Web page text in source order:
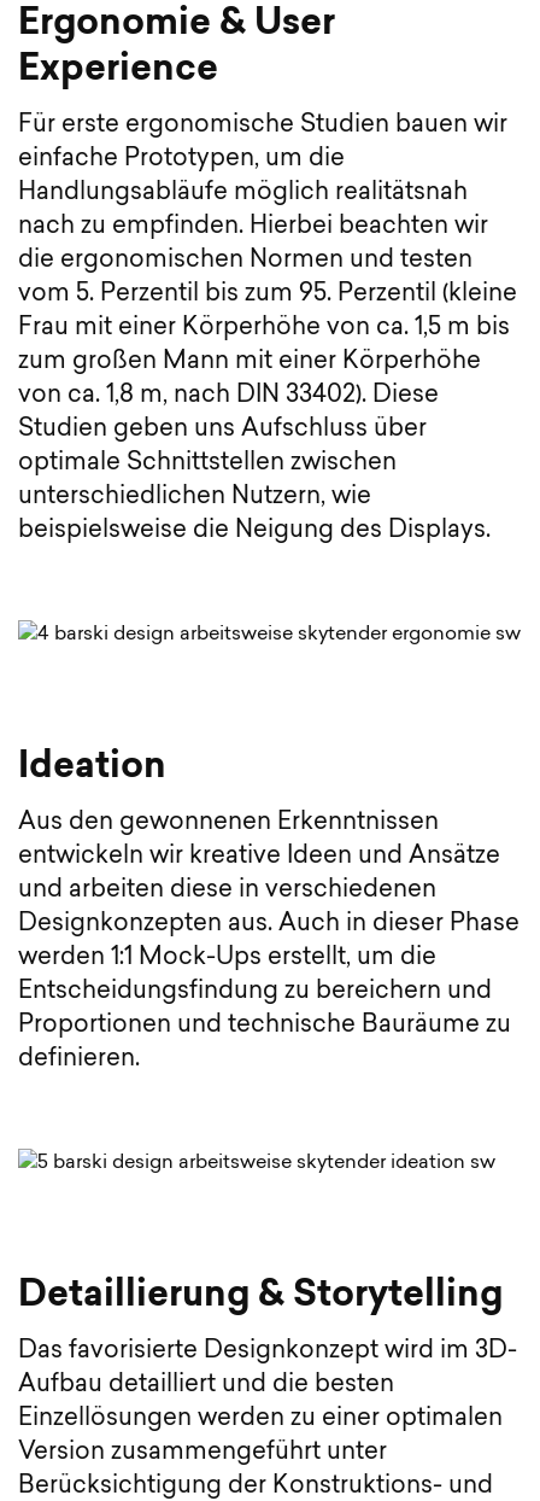
Ergonomie & User
Experience
Für erste ergonomische Studien bauen wir
einfache Prototypen, um die
Handlungsabläufe möglich realitätsnah
nach zu empfinden. Hierbei beachten wir
die ergonomischen Normen und testen
vom 5. Perzentil bis zum 95. Perzentil (kleine
Frau mit einer Körperhöhe von ca. 1,5 m bis
zum großen Mann mit einer Körperhöhe
von ca. 1,8 m, nach DIN 33402). Diese
Studien geben uns Aufschluss über
optimale Schnittstellen zwischen
unterschiedlichen Nutzern, wie
beispielsweise die Neigung des Displays.
Ideation
Aus den gewonnenen Erkenntnissen
entwickeln wir kreative Ideen und Ansätze
und arbeiten diese in verschiedenen
Designkonzepten aus. Auch in dieser Phase
werden 1:1 Mock-Ups erstellt, um die
Entscheidungsfindung zu bereichern und
Proportionen und technische Bauräume zu
definieren.
Detaillierung & Storytelling
Das favorisierte Designkonzept wird im 3D-
Aufbau detailliert und die besten
Einzellösungen werden zu einer optimalen
Version zusammengeführt unter
Berücksichtigung der Konstruktions- und